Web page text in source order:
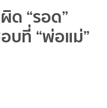
ด “รอด”
บที่ “พ่อแม่”